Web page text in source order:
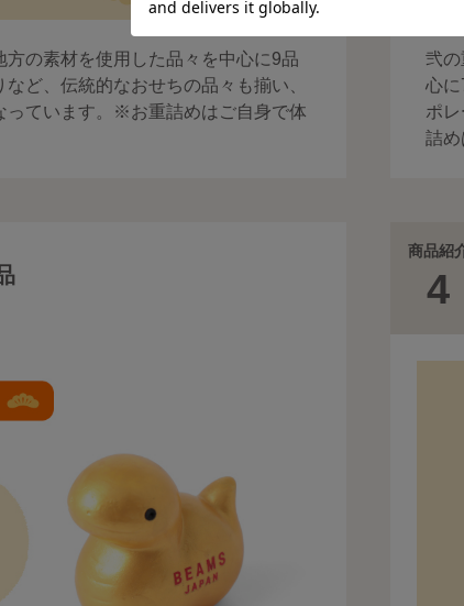
の素材を使用した品々を中心に9品
ど、伝統的なおせちの品々も揃い、
っています。※お重詰めはご自身で体
弐
心
ポ
詰
商品紹
4